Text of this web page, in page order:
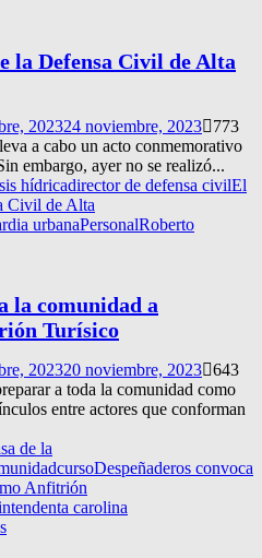
la Defensa Civil de Alta
202324 noviembre, 2023
773
a cabo un acto conmemorativo
embargo, ayer no se realizó...
hídricadirector de defensa civilEl
Civil de Alta
urbanaPersonalRoberto
la comunidad a
Turísico
202320 noviembre, 2023 643
a toda la comunidad como
entre actores que conforman
de la
cursoDespeñaderos convoca
Anfitrión
carolina